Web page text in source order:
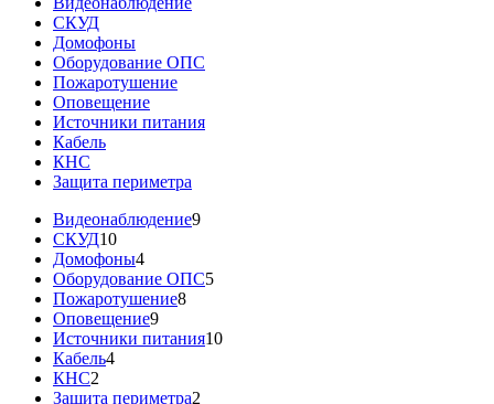
СКУД
Домофоны
Оборудование ОПС
Пожаротушение
Оповещение
Источники питания
Кабель
КНС
Защита периметра
Видеонаблюдение9
СКУД10
Домофоны4
Оборудование ОПС5
Пожаротушение8
Оповещение9
Источники питания10
Кабель4
КНС2
Защита периметра2